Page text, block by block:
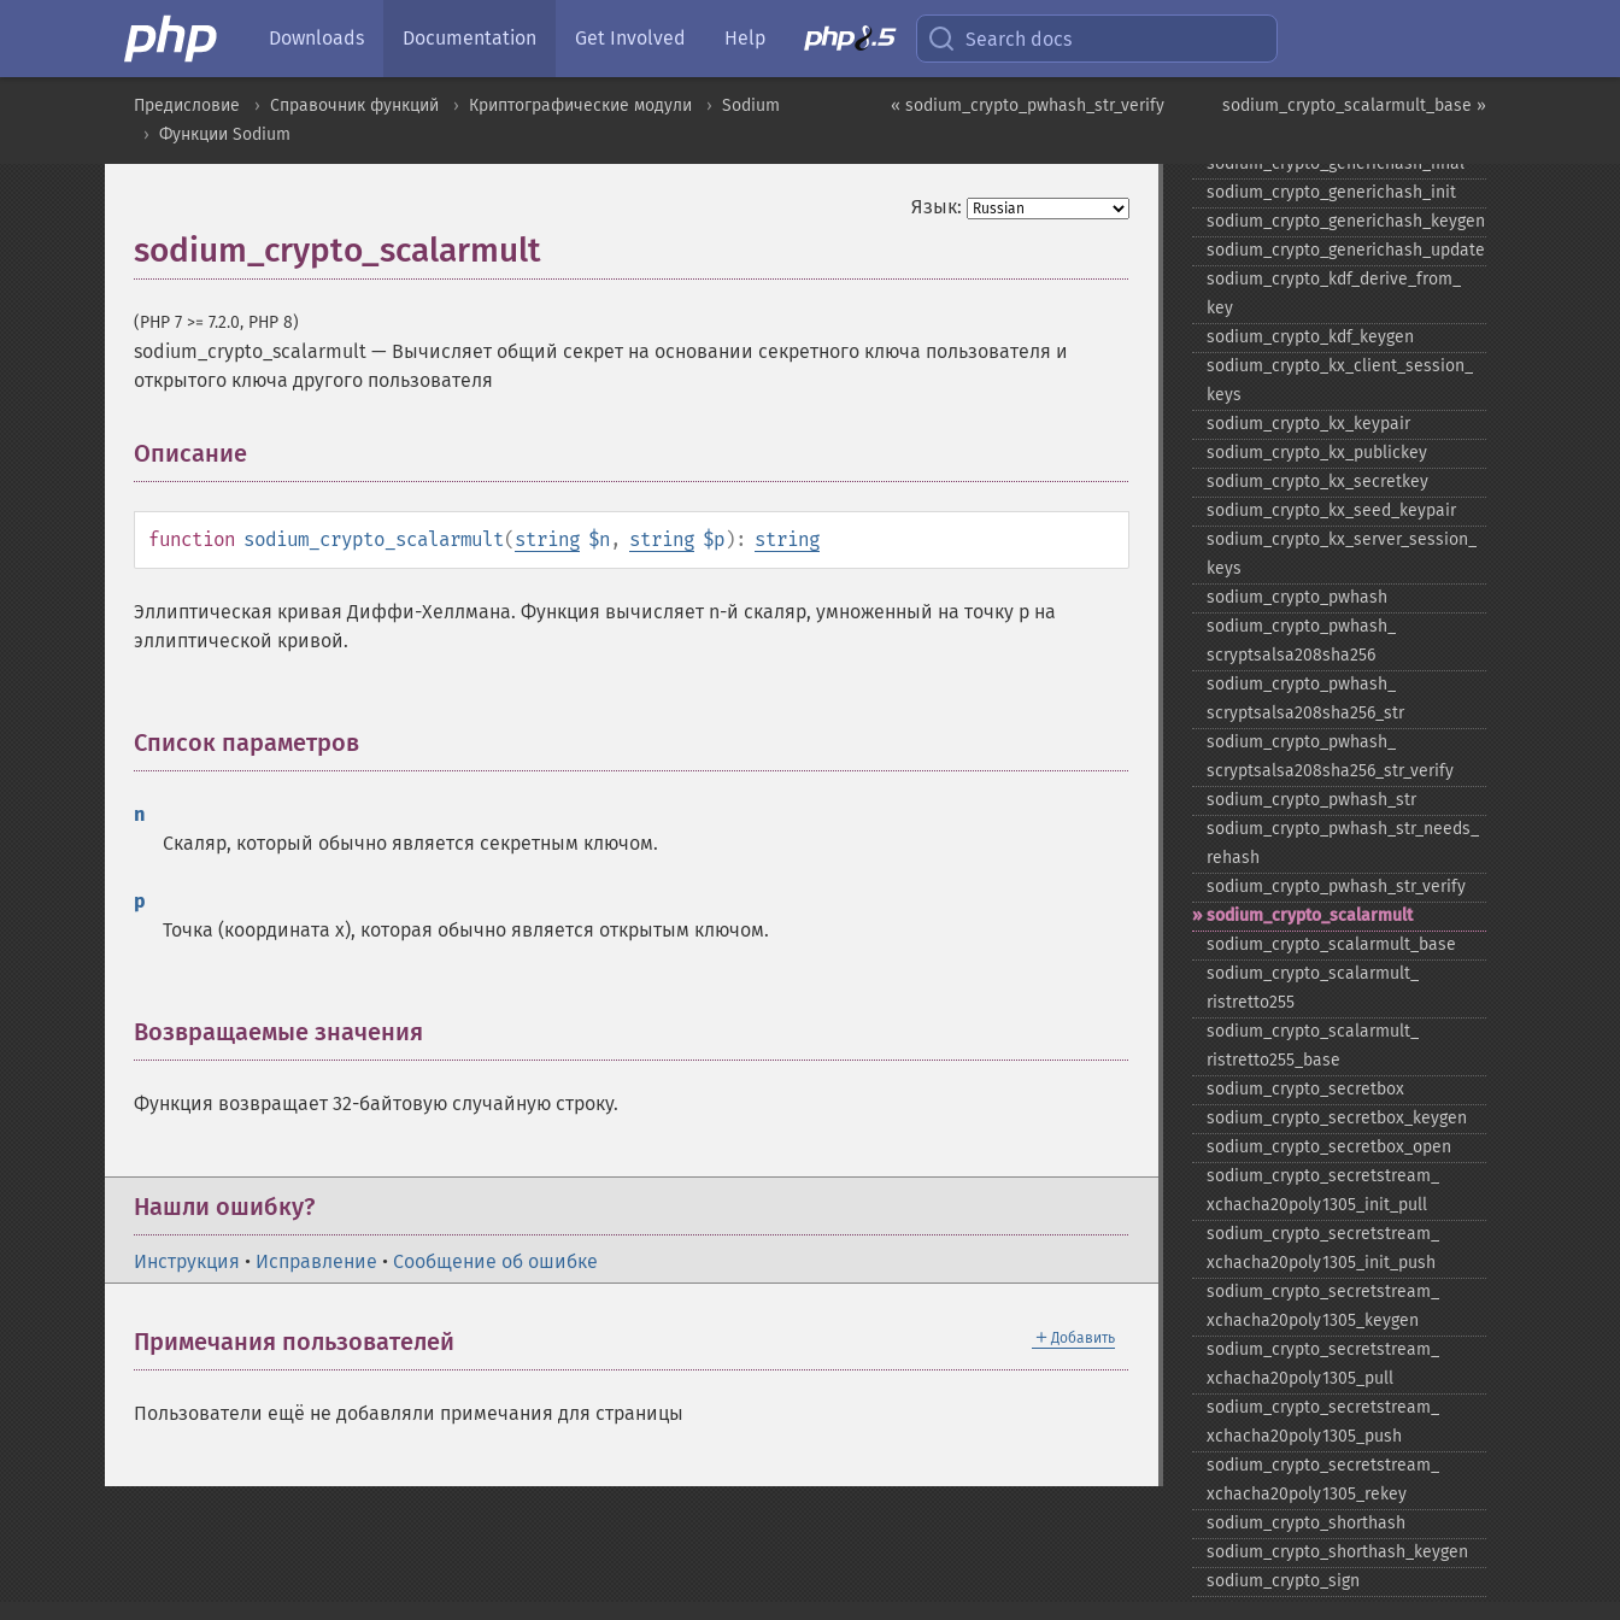
Downloads Documentation Get Involved Help Search docs
sodium_crypto_scalarmult_base »
« sodium_crypto_pwhash_str_verify
Предисловие Справочник функций Криптографические модули
Sodium
Функции Sodium
Язык:
sodium_crypto_scalarmult
(PHP 7 >= 7.2.0, PHP 8)
sodium_crypto_scalarmult — Вычисляет общий секрет на основании секретного ключа пользователя и
открытого ключа другого пользователя
Описание
function sodium_crypto_scalarmult(string $n , string $p): string
Эллиптическая кривая Диффи-Хеллмана. Функция вычисляет n-й скаляр, умноженный на точку p на
эллиптической кривой.
Список параметров
n
Скаляр, который обычно является секретным ключом.
p
Точка (координата x), которая обычно является открытым ключом.
Возвращаемые значения
Функция возвращает 32-байтовую случайную строку.
Нашли ошибку?
Инструкция • Исправление • Сообщение об ошибке
＋ Добавить
Примечания пользователей
Пользователи ещё не добавляли примечания для страницы
sodium_​crypto_​core_​ristretto255_​
sodium_​crypto_​core_​ristretto255_​
sub
sodium_​crypto_​generichash_​final
sodium_​crypto_​generichash_​init
sodium_​crypto_​generichash_​keygen
sodium_​crypto_​generichash_​update
sodium_​crypto_​kdf_​derive_​from_​
key
sodium_​crypto_​kdf_​keygen
sodium_​crypto_​kx_​client_​session_​
keys
sodium_​crypto_​kx_​keypair
sodium_​crypto_​kx_​publickey
sodium_​crypto_​kx_​secretkey
sodium_​crypto_​kx_​seed_​keypair
sodium_​crypto_​kx_​server_​session_​
keys
sodium_​crypto_​pwhash
sodium_​crypto_​pwhash_​
scryptsalsa208sha256
sodium_​crypto_​pwhash_​
scryptsalsa208sha256_​str
sodium_​crypto_​pwhash_​
scryptsalsa208sha256_​str_​verify
sodium_​crypto_​pwhash_​str
sodium_​crypto_​pwhash_​str_​needs_​
rehash
sodium_​crypto_​pwhash_​str_​verify
sodium_​crypto_​scalarmult
sodium_​crypto_​scalarmult_​base
sodium_​crypto_​scalarmult_​
ristretto255
sodium_​crypto_​scalarmult_​
ristretto255_​base
sodium_​crypto_​secretbox
sodium_​crypto_​secretbox_​keygen
sodium_​crypto_​secretbox_​open
sodium_​crypto_​secretstream_​
xchacha20poly1305_​init_​pull
sodium_​crypto_​secretstream_​
xchacha20poly1305_​init_​push
sodium_​crypto_​secretstream_​
xchacha20poly1305_​keygen
sodium_​crypto_​secretstream_​
xchacha20poly1305_​pull
sodium_​crypto_​secretstream_​
xchacha20poly1305_​push
sodium_​crypto_​secretstream_​
xchacha20poly1305_​rekey
sodium_​crypto_​shorthash
sodium_​crypto_​shorthash_​keygen
sodium_​crypto_​sign